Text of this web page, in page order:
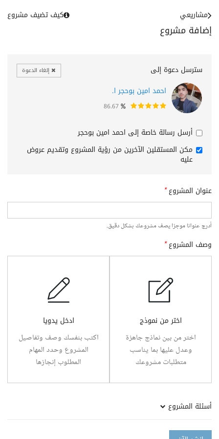
إضافة مشروع
مشاريعي كيف تضيف مشروع
سترسل دعوة إلى إلغاء الدعوة
احمد امين بوحجر ا.
أرسل رسالة خاصة إلى احمد امين بوحجر
مكن المستقلين الآخرين من رؤية المشروع وتقديم عروض
عليه
عنوان المشروع*
أدرج عنوانا موجزا يصف مشروعك بشكل دقيق.
وصف المشروع*
اختر من نموذج
اختر من بين نماذج جاهزة
وعدل عليها بما يناسب
متطلبات مشروعك
ادخل يدويا
اكتب بنفسك وصف وتفاصيل
المشروع وحدد المهام
المطلوب إنجازها
أسئلة المشروع